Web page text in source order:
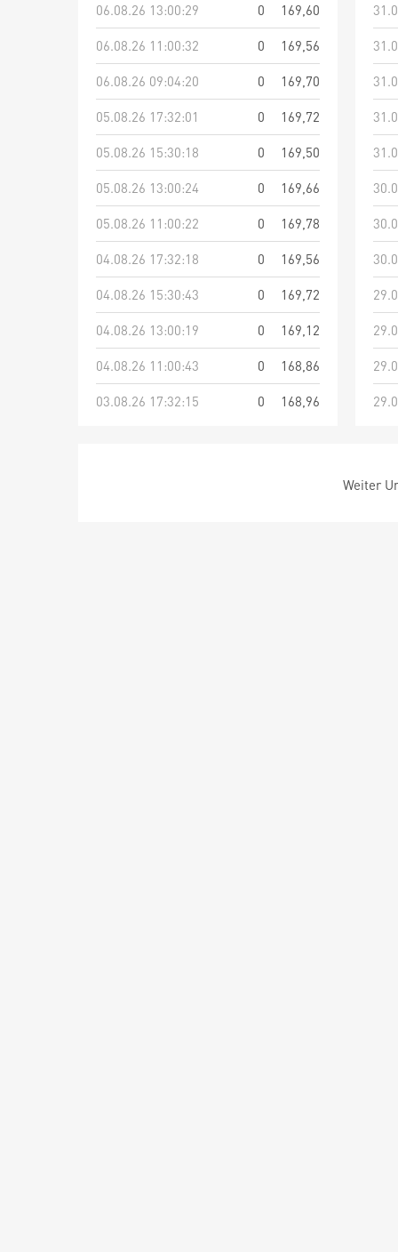
06.08.26 13:00:29
0
169,60
06.08.26 11:00:32
0
169,56
06.08.26 09:04:20
0
169,70
05.08.26 17:32:01
0
169,72
05.08.26 15:30:18
0
169,50
05.08.26 13:00:24
0
169,66
05.08.26 11:00:22
0
169,78
04.08.26 17:32:18
0
169,56
04.08.26 15:30:43
0
169,72
04.08.26 13:00:19
0
169,12
04.08.26 11:00:43
0
168,86
03.08.26 17:32:15
0 168,96
Weiter